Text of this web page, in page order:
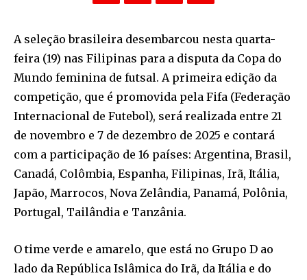
A seleção brasileira desembarcou nesta quarta-
feira (19) nas Filipinas para a disputa da Copa do
Mundo feminina de futsal. A primeira edição da
competição, que é promovida pela Fifa (Federação
Internacional de Futebol), será realizada entre 21
de novembro e 7 de dezembro de 2025 e contará
com a participação de 16 países: Argentina, Brasil,
Canadá, Colômbia, Espanha, Filipinas, Irã, Itália,
Japão, Marrocos, Nova Zelândia, Panamá, Polônia,
Portugal, Tailândia e Tanzânia.
O time verde e amarelo, que está no Grupo D ao
lado da República Islâmica do Irã, da Itália e do